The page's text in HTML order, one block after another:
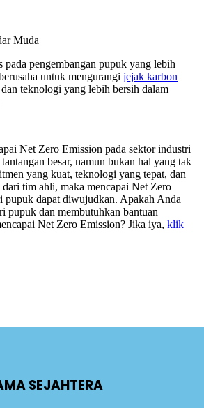
Muda
pada pengembangan pupuk yang lebih
untuk mengurangi jejak karbon
teknologi yang lebih bersih dalam
Net Zero Emission pada sektor industri
besar, namun bukan hal yang tak
yang kuat, teknologi yang tepat, dan
tim ahli, maka mencapai Net Zero
pupuk dapat diwujudkan. Apakah Anda
pupuk dan membutuhkan bantuan
Net Zero Emission? Jika iya, klik
SEJAHTERA